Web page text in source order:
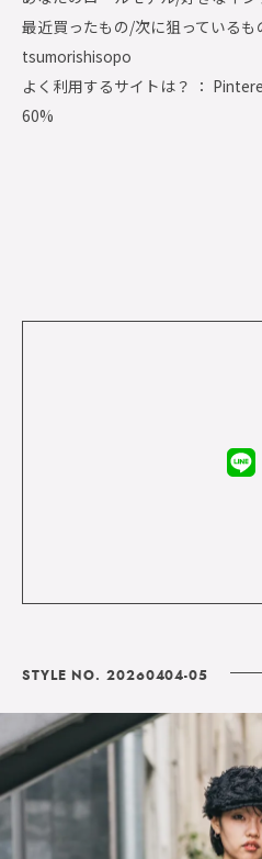
最近買ったもの/次に狙っている
tsumorishisopo
よく利用するサイトは？ ：
60%
STYLE NO. 20260404-05